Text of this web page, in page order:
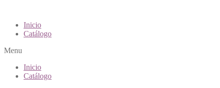
Inicio
Catálogo
Menu
Inicio
Catálogo